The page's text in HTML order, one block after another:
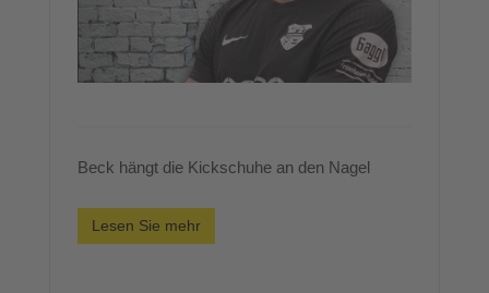
Beck hängt die Kickschuhe an den Nagel
Lesen Sie mehr